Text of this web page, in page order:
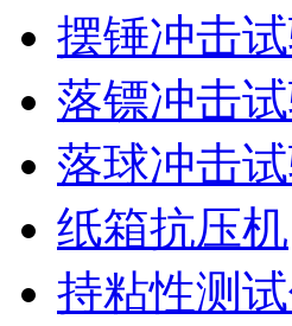
摆锤冲击
落镖冲击
落球冲击
纸箱抗压机
持粘性测